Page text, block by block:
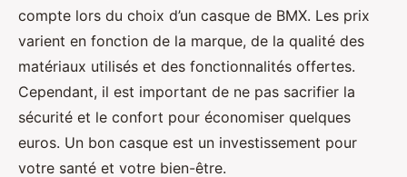
compte lors du choix d’un casque de BMX. Les prix
varient en fonction de la marque, de la qualité des
matériaux utilisés et des fonctionnalités offertes.
Cependant, il est important de ne pas sacrifier la
sécurité et le confort pour économiser quelques
euros. Un bon casque est un investissement pour
votre santé et votre bien-être.